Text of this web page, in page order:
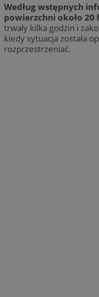
Według wstępnych
powierzchni około 20
trwały kilka godzin i
kiedy sytuacja została
rozprzestrzeniać.